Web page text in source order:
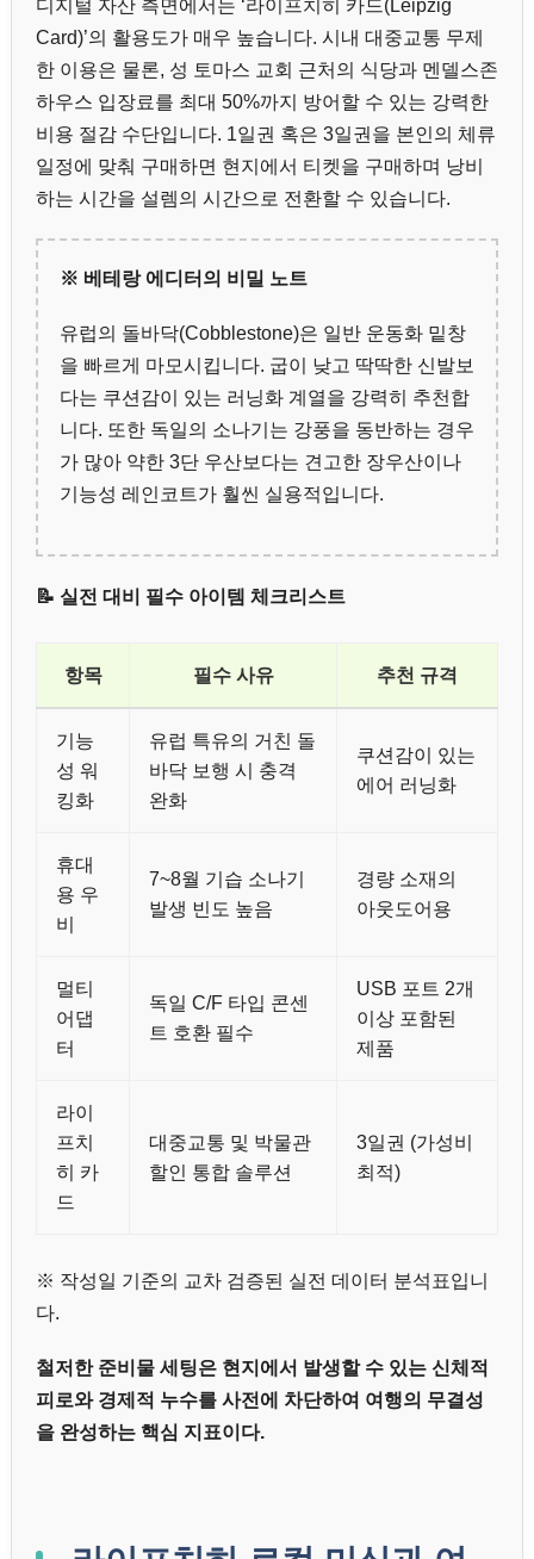
디지털 자산 측면에서는 ‘라이프치히 카드(Leipzig
Card)’의 활용도가 매우 높습니다. 시내 대중교통 무제
한 이용은 물론, 성 토마스 교회 근처의 식당과 멘델스존
하우스 입장료를 최대 50%까지 방어할 수 있는 강력한
비용 절감 수단입니다. 1일권 혹은 3일권을 본인의 체류
일정에 맞춰 구매하면 현지에서 티켓을 구매하며 낭비
하는 시간을 설렘의 시간으로 전환할 수 있습니다.
※ 베테랑 에디터의 비밀 노트
유럽의 돌바닥(Cobblestone)은 일반 운동화 밑창
을 빠르게 마모시킵니다. 굽이 낮고 딱딱한 신발보
다는 쿠션감이 있는 러닝화 계열을 강력히 추천합
니다. 또한 독일의 소나기는 강풍을 동반하는 경우
가 많아 약한 3단 우산보다는 견고한 장우산이나
기능성 레인코트가 훨씬 실용적입니다.
📝 실전 대비 필수 아이템 체크리스트
항목 필수 사유 추천 규격
기능
성 워
킹화
유럽 특유의 거친 돌
바닥 보행 시 충격
완화
쿠션감이 있는
에어 러닝화
휴대
용 우
비
7~8월 기습 소나기
발생 빈도 높음
경량 소재의
아웃도어용
멀티
어댑
터
독일 C/F 타입 콘센
트 호환 필수
USB 포트 2개
이상 포함된
제품
라이
프치
히 카
드
대중교통 및 박물관
할인 통합 솔루션
3일권 (가성비
최적)
※ 작성일 기준의 교차 검증된 실전 데이터 분석표입니
다.
철저한 준비물 세팅은 현지에서 발생할 수 있는 신체적
피로와 경제적 누수를 사전에 차단하여 여행의 무결성
을 완성하는 핵심 지표이다.